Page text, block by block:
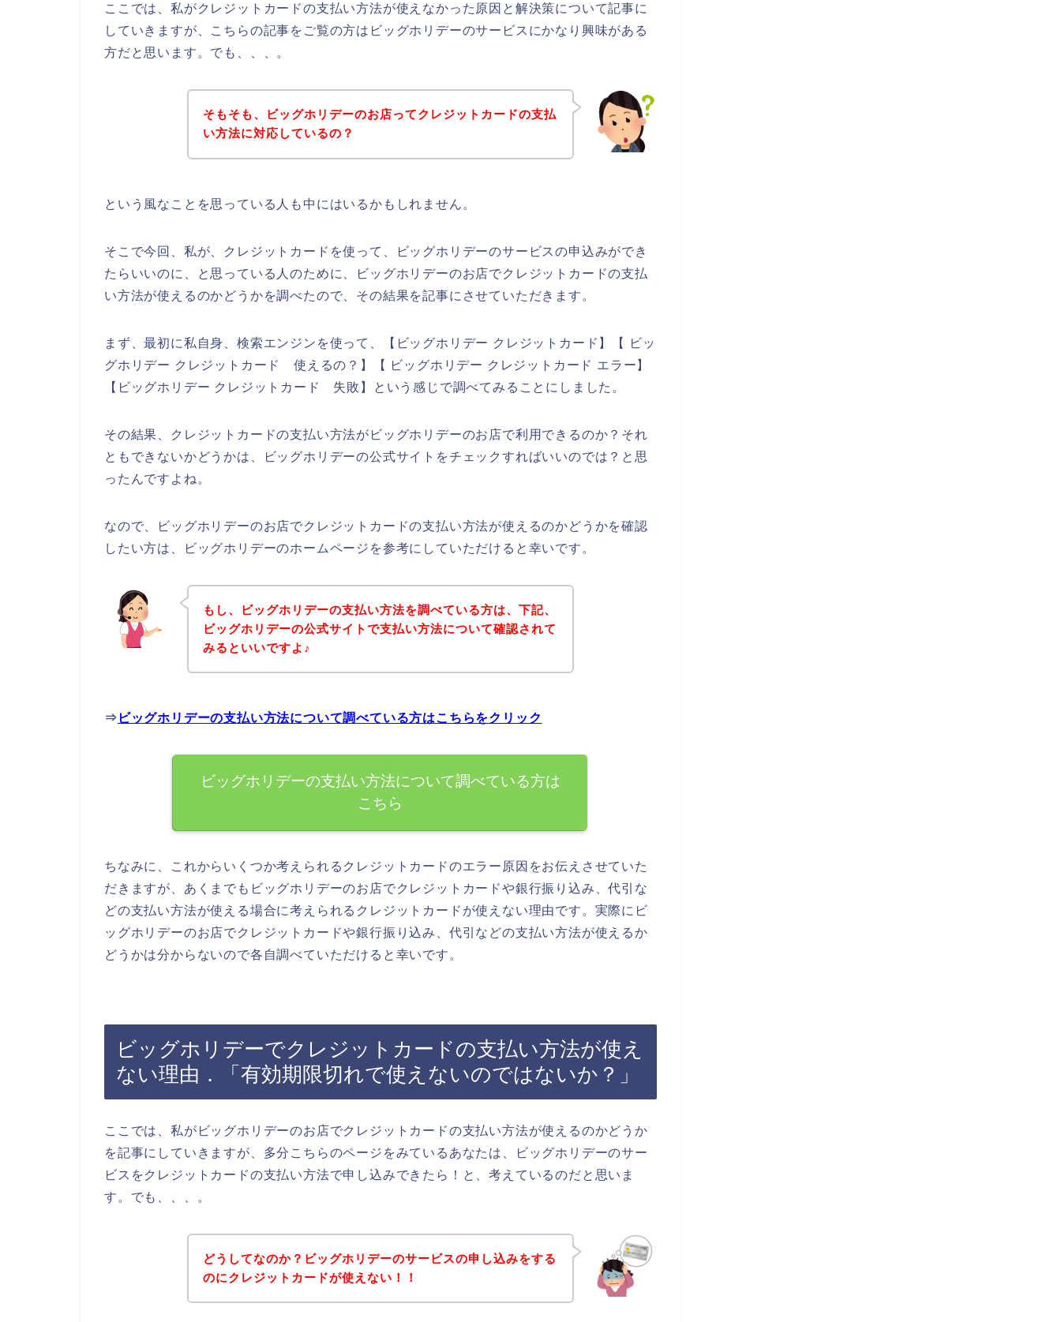
ここでは、私がクレジットカードの支払い方法が使えなかった原因と解決策について記事に
していきますが、こちらの記事をご覧の方はビッグホリデーのサービスにかなり興味がある
方だと思います。でも、、、。
そもそも、ビッグホリデーのお店ってクレジットカードの支払
い方法に対応しているの？
という風なことを思っている人も中にはいるかもしれません。
そこで今回、私が、クレジットカードを使って、ビッグホリデーのサービスの申込みができ
たらいいのに、と思っている人のために、ビッグホリデーのお店でクレジットカードの支払
い方法が使えるのかどうかを調べたので、その結果を記事にさせていただきます。
まず、最初に私自身、検索エンジンを使って、【ビッグホリデー クレジットカード】【 ビッ
グホリデー クレジットカード 使えるの？】【 ビッグホリデー クレジットカード エラー】
【ビッグホリデー クレジットカード 失敗】という感じで調べてみることにしました。
その結果、クレジットカードの支払い方法がビッグホリデーのお店で利用できるのか？それ
ともできないかどうかは、ビッグホリデーの公式サイトをチェックすればいいのでは？と思
ったんですよね。
なので、ビッグホリデーのお店でクレジットカードの支払い方法が使えるのかどうかを確認
したい方は、ビッグホリデーのホームページを参考にしていただけると幸いです。
もし、ビッグホリデーの支払い方法を調べている方は、下記、
ビッグホリデーの公式サイトで支払い方法について確認されて
みるといいですよ♪
⇒ ビッグホリデーの支払い方法について調べている方はこちらをクリック
ビッグホリデーの支払い方法について調べている方は
こちら
ちなみに、これからいくつか考えられるクレジットカードのエラー原因をお伝えさせていた
だきますが、あくまでもビッグホリデーのお店でクレジットカードや銀行振り込み、代引な
どの支払い方法が使える場合に考えられるクレジットカードが使えない理由です。実際にビ
ッグホリデーのお店でクレジットカードや銀行振り込み、代引などの支払い方法が使えるか
どうかは分からないので各自調べていただけると幸いです。
ビッグホリデーでクレジットカードの支払い方法が使え
ない理由．「有効期限切れで使えないのではないか？」
ここでは、私がビッグホリデーのお店でクレジットカードの支払い方法が使えるのかどうか
を記事にしていきますが、多分こちらのページをみているあなたは、ビッグホリデーのサー
ビスをクレジットカードの支払い方法で申し込みできたら！と、考えているのだと思いま
す。でも、、、。
どうしてなのか？ビッグホリデーのサービスの申し込みをする
のにクレジットカードが使えない！！